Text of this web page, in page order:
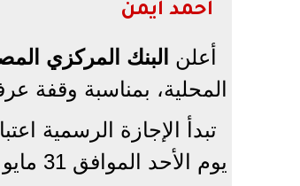
احمد ايمن
أعلن البنك المركزي
المحلية، بمناسبة وقفة
يوم الأحد الموافق 31 مايو 2026.